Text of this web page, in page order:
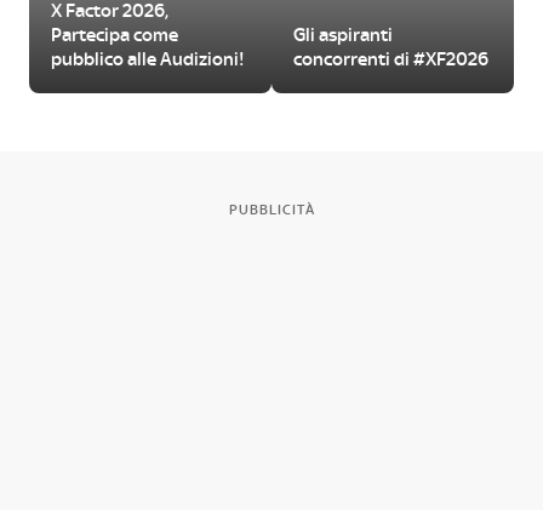
X Factor 2026,
Partecipa come
pubblico alle Audizioni!
Gli aspiranti
concorrenti di #XF2026
PUBBLICITÀ